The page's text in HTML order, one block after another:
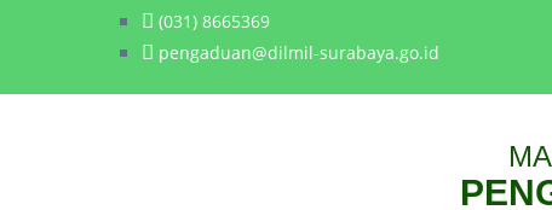
(031) 8665369
pengaduan@dilmil-surabaya.go.id